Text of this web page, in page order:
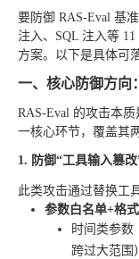
要防御 RAS-Eval 基
注入、SQL 注入等
方案。以下是具体可
一、核心防御方向
RAS-Eval 的攻击本
一核心环节，覆盖其
1. 防御“工具输入篡
此类攻击通过替换工
参数白名单+格
时间类参数
跨过大范围